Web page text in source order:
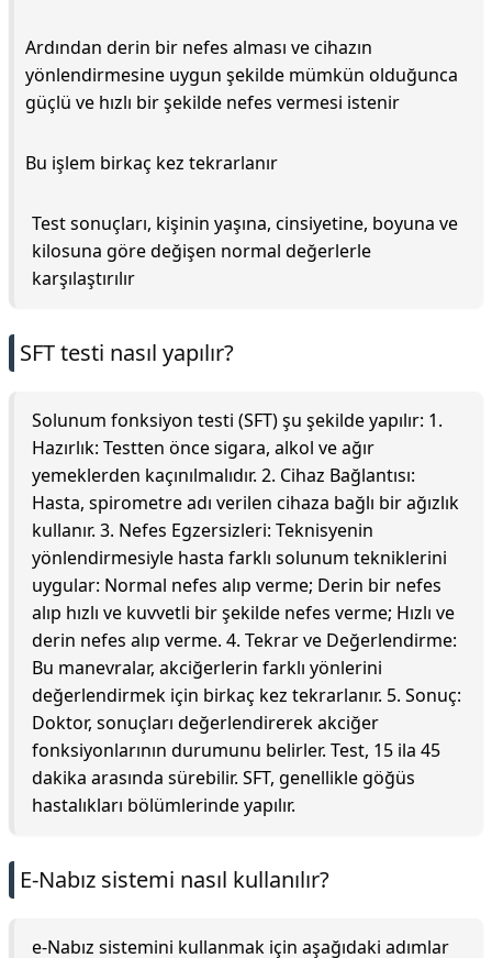
Ardından derin bir nefes alması ve cihazın
yönlendirmesine uygun şekilde mümkün olduğunca
güçlü ve hızlı bir şekilde nefes vermesi istenir
Bu işlem birkaç kez tekrarlanır
Test sonuçları, kişinin yaşına, cinsiyetine, boyuna ve
kilosuna göre değişen normal değerlerle
karşılaştırılır
SFT testi nasıl yapılır?
Solunum fonksiyon testi (SFT) şu şekilde yapılır: 1.
Hazırlık: Testten önce sigara, alkol ve ağır
yemeklerden kaçınılmalıdır. 2. Cihaz Bağlantısı:
Hasta, spirometre adı verilen cihaza bağlı bir ağızlık
kullanır. 3. Nefes Egzersizleri: Teknisyenin
yönlendirmesiyle hasta farklı solunum tekniklerini
uygular: Normal nefes alıp verme; Derin bir nefes
alıp hızlı ve kuvvetli bir şekilde nefes verme; Hızlı ve
derin nefes alıp verme. 4. Tekrar ve Değerlendirme:
Bu manevralar, akciğerlerin farklı yönlerini
değerlendirmek için birkaç kez tekrarlanır. 5. Sonuç:
Doktor, sonuçları değerlendirerek akciğer
fonksiyonlarının durumunu belirler. Test, 15 ila 45
dakika arasında sürebilir. SFT, genellikle göğüs
hastalıkları bölümlerinde yapılır.
E-Nabız sistemi nasıl kullanılır?
e-Nabız sistemini kullanmak için aşağıdaki adımlar